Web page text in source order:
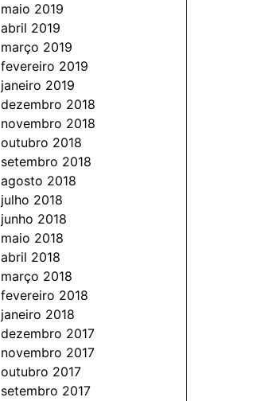
maio 2019
abril 2019
março 2019
fevereiro 2019
janeiro 2019
dezembro 2018
novembro 2018
outubro 2018
setembro 2018
agosto 2018
julho 2018
junho 2018
maio 2018
abril 2018
março 2018
fevereiro 2018
janeiro 2018
dezembro 2017
novembro 2017
outubro 2017
setembro 2017